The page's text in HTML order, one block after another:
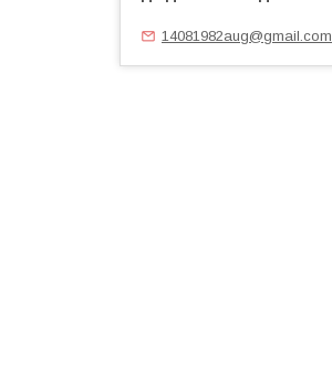
14081982aug@gmail.com